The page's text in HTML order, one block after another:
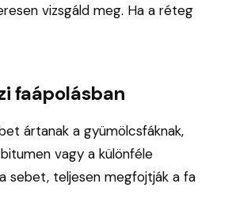
vizsgáld meg. Ha a réteg
faápolásban
ártanak a gyümölcsfáknak,
vagy a különféle
sebet, teljesen megfojtják a fa